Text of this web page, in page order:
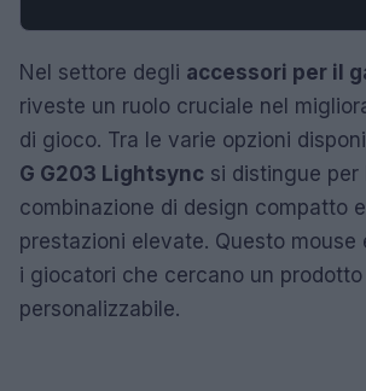
Nel settore degli accessori per il
riveste un ruolo cruciale nel
di gioco. Tra le varie opzioni
G G203 Lightsync si distingue per
combinazione di design compatto
prestazioni elevate. Questo
i giocatori che cercano un
personalizzabile.